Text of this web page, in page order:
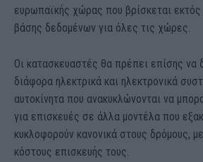
ευρωπαϊκής χώρας που βρίσκεται εκτός
βάσης δεδομένων για όλες τις χώρες.
Οι κατασκευαστές θα πρέπει επίσης να
διάφορα ηλεκτρικά και ηλεκτρονικά
αυτοκίνητα που ανακυκλώνονται να
για επισκευές σε άλλα μοντέλα που
κυκλοφορούν κανονικά στους δρόμους,
κόστους επισκευής τους.